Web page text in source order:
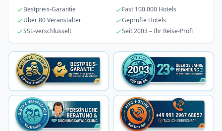
Bestpreis-Garantie
Fast 100.000 Hotels
Über 80 Veranstalter
Geprüfte Hotels
SSL-verschlüsselt
Seit 2003 – Ihr Reise-Profi